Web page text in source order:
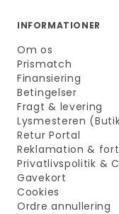
INFORMATIONER
Om os
Prismatch
Finansiering
Betingelser
Fragt & levering
Lysmesteren
Retur Portal
Reklamation &
Privatlivspolitik &
Gavekort
Cookies
Ordre annullering